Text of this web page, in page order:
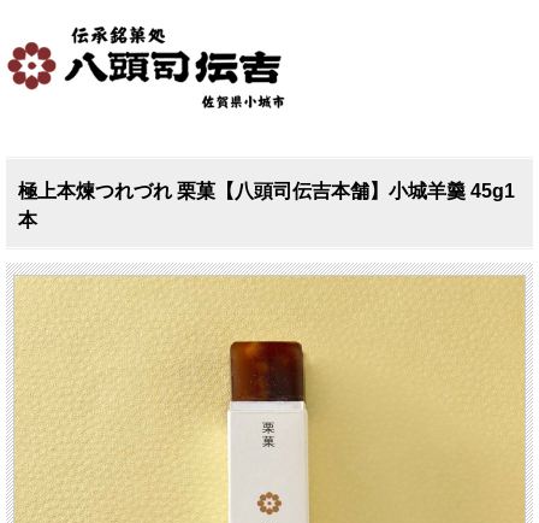
極上本煉つれづれ 栗菓【八頭司伝吉本舗】小城羊羹 45g1
本